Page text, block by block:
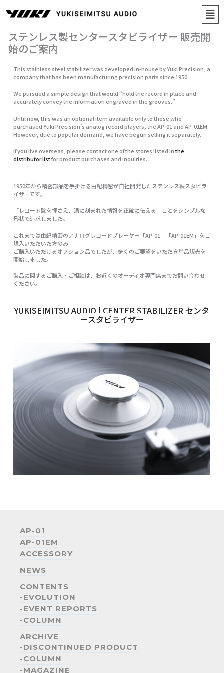
メ
ニ
ュ
ー
ステンレス製センタースタビライザー 販売開
始のご案内
This stainless steel stabilizer was developed in-house by Yuki Precision, a
company that has been manufacturing precision parts since 1950.
We pursued a simple design that would “hold the record in place and
accurately convey the information engraved in the grooves.”
Until now, this was an optional item available only to those who
purchased Yuki Precision’s analog record players, the AP-01 and AP-01EM.
However, due to popular demand, we have begun selling it separately.
If you live overseas, please contact one of the stores listed inthe
distributor listfor product purchases and inquiries.
1950年から精密部品を手掛ける由紀精密が自社開発したステンレス製スタビラ
イザーです。
「レコード盤を押さえ、溝に刻まれた情報を正確に伝える」ことをシンプルな
形状で追求しました。
これまでは由紀精密のアナログレコードプレーヤー「AP-01」「AP-01EM」をご
購入いただいた方のみ
ご購入いただけるオプション品でしたが、多くのご要望をいただき単品販売を
開始しました。
製品に関するご購入・ご相談は、お近くのオーディオ専門店までお問い合わせ
ください。
YUKISEIMITSU AUDIO | CENTER STABILIZER センタ
ースタビライザー
×
お名前 (必須)
ご住所
お問い合わせ内容
メッセージ
AP-01
AP-01EM
ACCESSORY
NEWS
CONTENTS
-EVOLUTION
-EVENT REPORTS
-COLUMN
ARCHIVE
-DISCONTINUED PRODUCT
-COLUMN
-MAGAZINE